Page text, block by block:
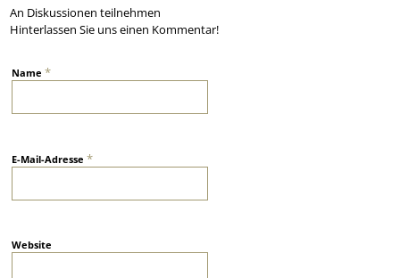
An Diskussionen teilnehmen
Hinterlassen Sie uns einen Kommentar!
Name*
E-Mail-Adresse*
Website